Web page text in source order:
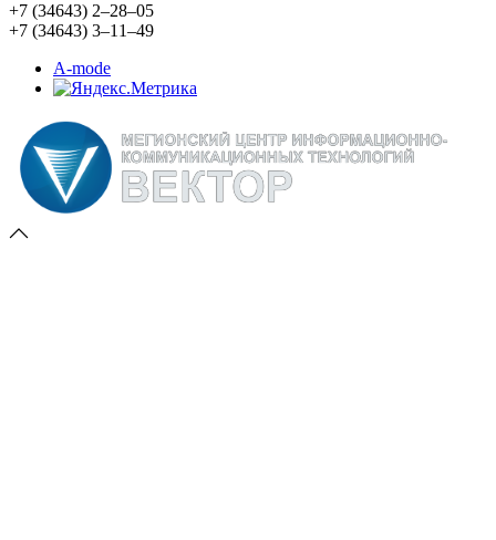
+7 (34643) 2‒28‒05
+7 (34643) 3‒11‒49
A-mode